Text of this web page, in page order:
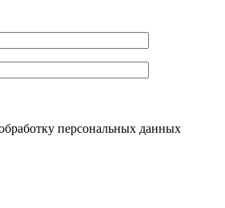
персональных данных